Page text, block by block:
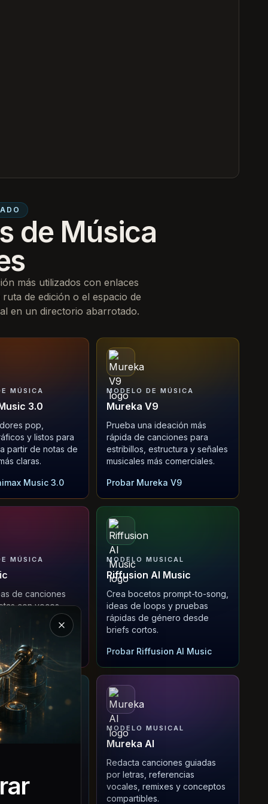
de Música
más utilizados con enlaces
de edición o el espacio de
en un directorio abarrotado.
MÚSICA
3.0
pop,
y listos para
partir de notas de
claras.
Music 3.0
MODELO DE MÚSICA
Mureka V9
Prueba una ideación más
rápida de canciones para
estribillos, estructura y señales
musicales más comerciales.
Probar Mureka V9
MÚSICA
de canciones
con voces
y
géneros.
Music
MODELO MUSICAL
Riffusion AI Music
Crea bocetos prompt-to-song,
ideas de loops y pruebas
rápidas de género desde
briefs cortos.
Probar Riffusion AI Music
y notas de
MODELO MUSICAL
Mureka AI
Redacta canciones guiadas
por letras, referencias
vocales, remixes y conceptos
compartibles.
Cerrar la presentación de Magic Music